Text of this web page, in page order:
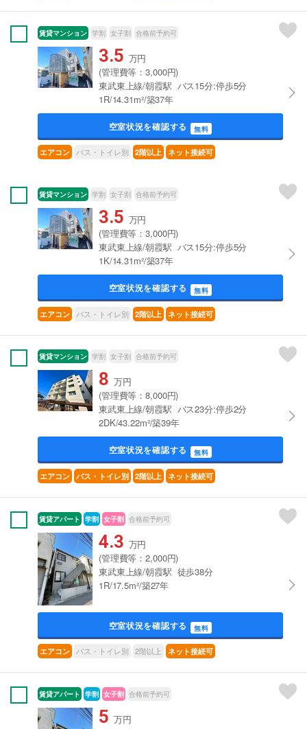
賃貸マンション 学割 女子割 合格前予約可
3.5 万円
(管理費等：3,000円)
東武東上線/朝霞駅 バス15分:停歩5分
1R/14.31m²/築37年
空室状況を確認する 無料
エアコン バス・トイレ別 2階以上 ネット接続可
賃貸マンション 学割 女子割 合格前予約可
3.5 万円
(管理費等：3,000円)
東武東上線/朝霞駅 バス15分:停歩5分
1K/14.31m²/築37年
空室状況を確認する 無料
エアコン バス・トイレ別 2階以上 ネット接続可
賃貸マンション 学割 女子割 合格前予約可
8 万円
(管理費等：8,000円)
東武東上線/朝霞駅 バス23分:停歩2分
2DK/43.22m²/築39年
空室状況を確認する 無料
エアコン バス・トイレ別 2階以上 ネット接続可
賃貸アパート 学割 女子割 合格前予約可
4.3 万円
(管理費等：2,000円)
東武東上線/朝霞駅 徒歩38分
1R/17.5m²/築27年
空室状況を確認する 無料
エアコン バス・トイレ別 2階以上 ネット接続可
賃貸アパート 学割 女子割 合格前予約可
5 万円